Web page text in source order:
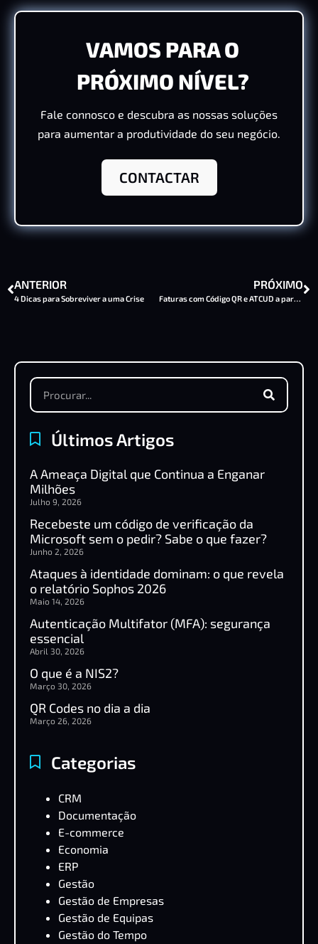
VAMOS PARA O
PRÓXIMO NÍVEL?
Fale connosco e descubra as nossas soluções
para aumentar a produtividade do seu negócio.
CONTACTAR
ANTERIOR
4 Dicas para Sobreviver a uma Crise
PRÓXIMO
Faturas com Código QR e ATCUD a partir de Janeiro 2021
Últimos Artigos
A Ameaça Digital que Continua a Enganar
Milhões
Julho 9, 2026
Recebeste um código de verificação da
Microsoft sem o pedir? Sabe o que fazer?
Junho 2, 2026
Ataques à identidade dominam: o que revela
o relatório Sophos 2026
Maio 14, 2026
Autenticação Multifator (MFA): segurança
essencial
Abril 30, 2026
O que é a NIS2?
Março 30, 2026
QR Codes no dia a dia
Março 26, 2026
Categorias
CRM
Documentação
E-commerce
Economia
ERP
Gestão
Gestão de Empresas
Gestão de Equipas
Gestão do Tempo